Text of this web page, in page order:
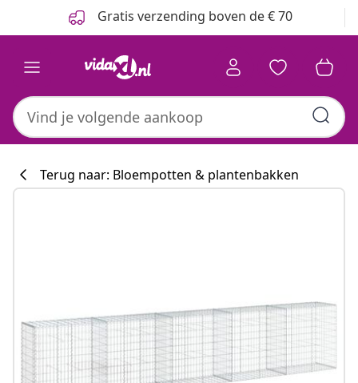
Gratis verzending boven de € 70
Terug naar: Bloempotten & plantenbakken